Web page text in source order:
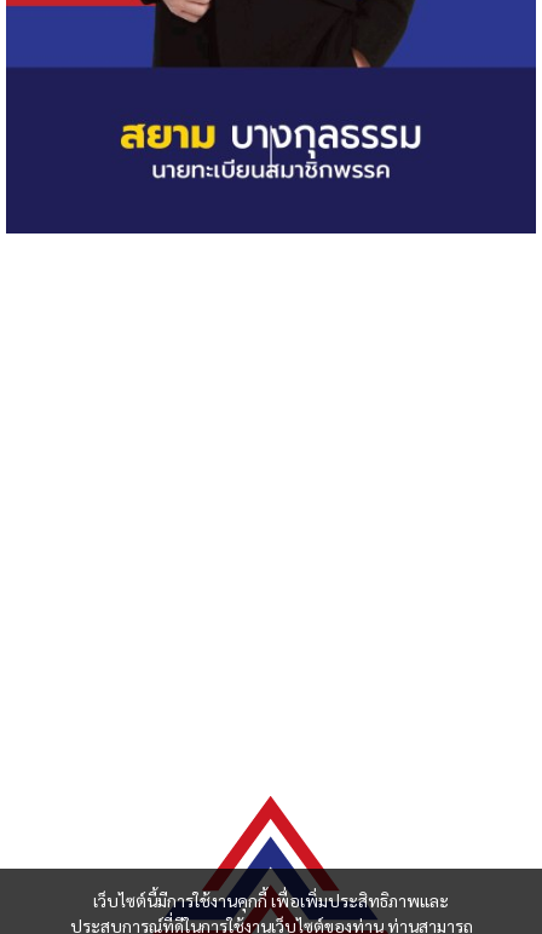
เว็บไซต์นี้มีการใช้งานคุกกี้ เพื่อเพิ่มประสิทธิภาพและ
ประสบการณ์ที่ดีในการใช้งานเว็บไซต์ของท่าน ท่านสามารถ